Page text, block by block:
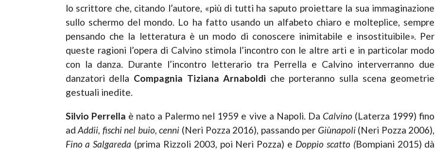
lo scrittore che, citando l’autore, «più di tutti ha saputo proiettare la sua immaginazione
sullo schermo del mondo. Lo ha fatto usando un alfabeto chiaro e molteplice, sempre
pensando che la letteratura è un modo di conoscere inimitabile e insostituibile». Per
queste ragioni l’opera di Calvino stimola l’incontro con le altre arti e in particolar modo
con la danza. Durante l’incontro letterario tra Perrella e Calvino interverranno due
danzatori della Compagnia Tiziana Arnaboldi che porteranno sulla scena geometrie
gestuali inedite.
Silvio Perrella è nato a Palermo nel 1959 e vive a Napoli. Da Calvino (Laterza 1999) fino
adAddii, fischi nel buio, cenni (Neri Pozza 2016), passando per Giùnapoli(Neri Pozza 2006),
Fino a Salgareda (prima Rizzoli 2003, poi Neri Pozza) e Doppio scatto (Bompiani 2015) dà